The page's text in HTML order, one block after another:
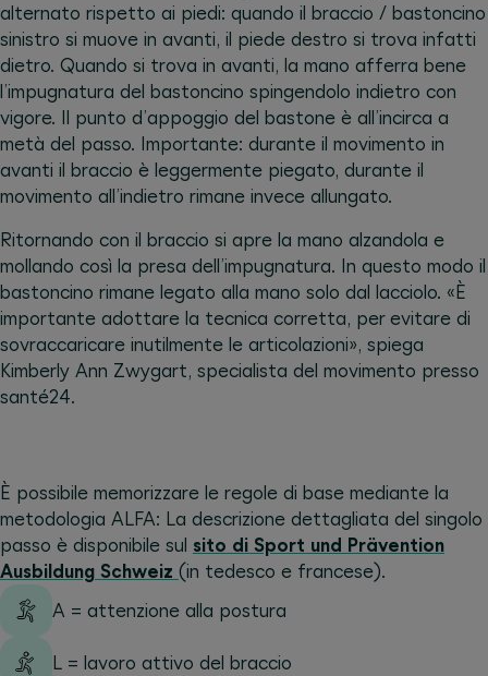
alternato rispetto ai piedi: quando il braccio / bastoncino
sinistro si muove in avanti, il piede destro si trova infatti
dietro. Quando si trova in avanti, la mano afferra bene
l’impugnatura del bastoncino spingendolo indietro con
vigore. Il punto d’appoggio del bastone è all’incirca a
metà del passo. Importante: durante il movimento in
avanti il braccio è leggermente piegato, durante il
movimento all’indietro rimane invece allungato.
Ritornando con il braccio si apre la mano alzandola e
mollando così la presa dell’impugnatura. In questo modo il
bastoncino rimane legato alla mano solo dal lacciolo. «È
importante adottare la tecnica corretta, per evitare di
sovraccaricare inutilmente le articolazioni», spiega
Kimberly Ann Zwygart, specialista del movimento presso
santé24.
È possibile memorizzare le regole di base mediante la
metodologia ALFA: La descrizione dettagliata del singolo
passo è disponibile sul sito di Sport und Prävention
Ausbildung Schweiz (in tedesco e francese).
A = attenzione alla postura
L = lavoro attivo del braccio